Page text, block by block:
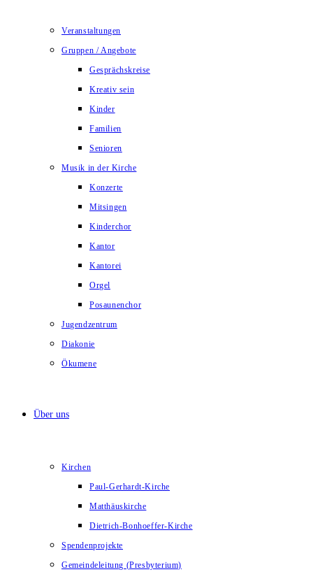
Veranstaltungen
Gruppen / Angebote
Gesprächskreise
Kreativ sein
Kinder
Familien
Senioren
Musik in der Kirche
Konzerte
Mitsingen
Kinderchor
Kantor
Kantorei
Orgel
Posaunenchor
Jugendzentrum
Diakonie
Ökumene
Über uns
Kirchen
Paul-Gerhardt-Kirche
Matthäuskirche
Dietrich-Bonhoeffer-Kirche
Spendenprojekte
Gemeindeleitung (Presbyterium)